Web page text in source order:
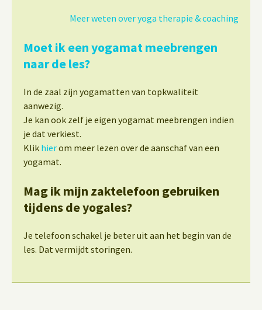
Meer weten over yoga therapie & coaching
Moet ik een yogamat meebrengen
naar de les?
In de zaal zijn yogamatten van topkwaliteit
aanwezig.
Je kan ook zelf je eigen yogamat meebrengen indien
je dat verkiest.
Klik hierom meer lezen over de aanschaf van een
yogamat.
Mag ik mijn zaktelefoon gebruiken
tijdens de yogales?
Je telefoon schakel je beter uit aan het begin van de
les. Dat vermijdt storingen.